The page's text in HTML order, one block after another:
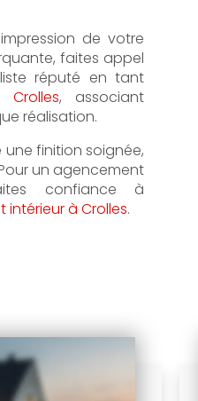
de votre
faites appel
réputé en tant
, associant
réalisation.
finition soignée,
un agencement
confiance à
à Crolles.